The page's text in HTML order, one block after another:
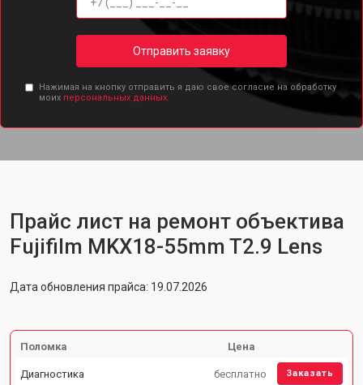
Отправить заявку
Нажимая на кнопку отправить я даю свое согласие на обработку
моих персональных данных.
Прайс лист на ремонт объектива
Fujifilm MKX18-55mm T2.9 Lens
Дата обновления прайса: 19.07.2026
Поломка Цена
Диагностика бесплатно Заказать